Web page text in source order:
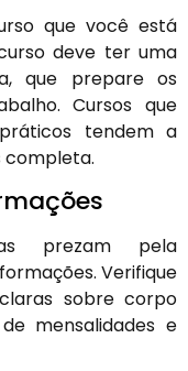
que você está
deve ter uma
que prepare os
Cursos que
tendem a
completa.
prezam pela
Verifique
sobre corpo
mensalidades e